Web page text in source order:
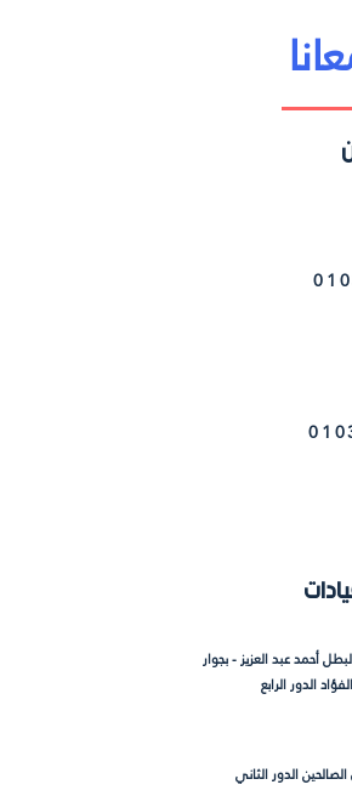
- 45 شارع البطل أحمد عبد العزيز - بجوار
الدور الرابع
الدور الثاني